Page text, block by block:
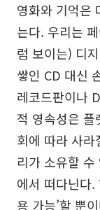
영화와 기억은
는다. 우리는
럼 보이는) 디
쌓인 CD 대신
레코드판이나
적 영속성은
회에 따라 사
리가 소유할
에서 떠다닌다.
용 가능’할 뿐